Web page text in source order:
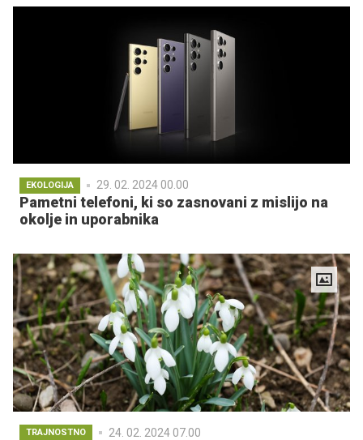
EKOLOGIJA 29. 02. 2024 00.00
Pametni telefoni, ki so zasnovani z mislijo na
okolje in uporabnika
TRAJNOSTNO 24. 02. 2024 07.00